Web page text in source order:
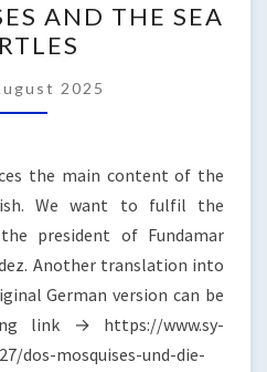
MOSQUISES
AND
THE
SEA
AND THE SEA
2025
the main content of the
We want to fulfil the
president of Fundamar
Another translation into
German version can be
link → https://www.sy-
dos-mosquises-und-die-